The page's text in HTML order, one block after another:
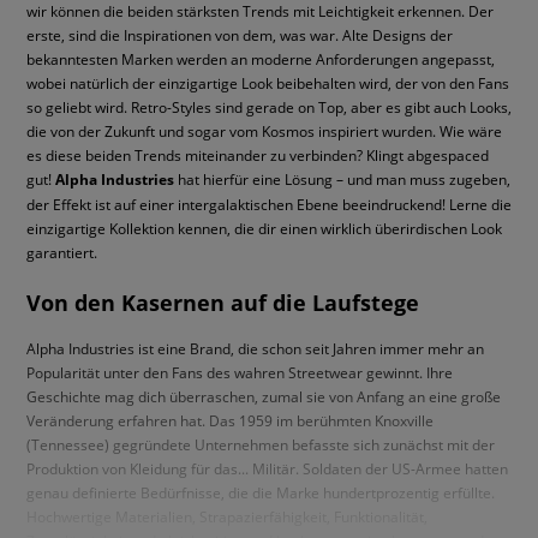
wir können die beiden stärksten Trends mit Leichtigkeit erkennen. Der
erste, sind die Inspirationen von dem, was war. Alte Designs der
bekanntesten Marken werden an moderne Anforderungen angepasst,
wobei natürlich der einzigartige Look beibehalten wird, der von den Fans
so geliebt wird. Retro-Styles sind gerade on Top, aber es gibt auch Looks,
die von der Zukunft und sogar vom Kosmos inspiriert wurden. Wie wäre
es diese beiden Trends miteinander zu verbinden? Klingt abgespaced
gut! Alpha Industries hat hierfür eine Lösung – und man muss zugeben,
der Effekt ist auf einer intergalaktischen Ebene beeindruckend! Lerne die
einzigartige Kollektion kennen, die dir einen wirklich überirdischen Look
garantiert.
Von den Kasernen auf die Laufstege
Alpha Industries ist eine Brand, die schon seit Jahren immer mehr an
Popularität unter den Fans des wahren Streetwear gewinnt. Ihre
Geschichte mag dich überraschen, zumal sie von Anfang an eine große
Veränderung erfahren hat. Das 1959 im berühmten Knoxville
(Tennessee) gegründete Unternehmen befasste sich zunächst mit der
Produktion von Kleidung für das... Militär. Soldaten der US-Armee hatten
genau definierte Bedürfnisse, die die Marke hundertprozentig erfüllte.